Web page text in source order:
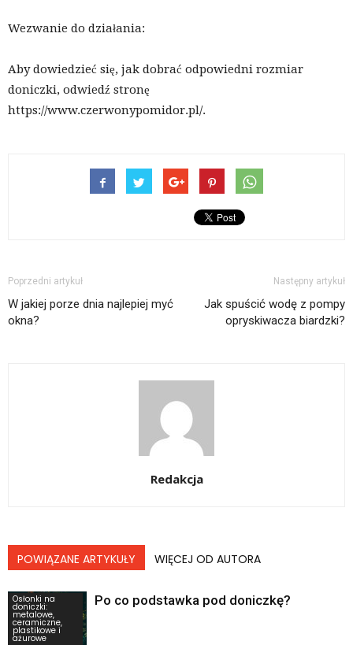
Wezwanie do działania:
Aby dowiedzieć się, jak dobrać odpowiedni rozmiar
doniczki, odwiedź stronę
https://www.czerwonypomidor.pl/.
Poprzedni artykuł
W jakiej porze dnia najlepiej myć
okna?
Następny artykuł
Jak spuścić wodę z pompy
opryskiwacza biardzki?
Redakcja
POWIĄZANE ARTYKUŁY WIĘCEJ OD AUTORA
Osłonki na
doniczki:
metalowe,
ceramiczne,
plastikowe i
ażurowe
Po co podstawka pod doniczkę?